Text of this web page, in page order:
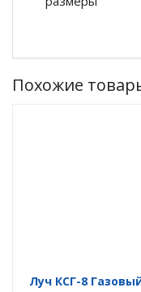
Похожие
Луч КСГ-8